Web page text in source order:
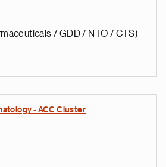
/ GDD / NTO / CTS)
- ACC Cluster